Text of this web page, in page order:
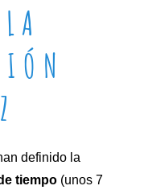
definido la
tiempo (unos 7